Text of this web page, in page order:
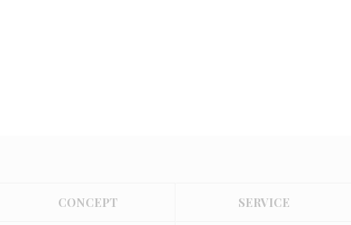
CONCEPT SERVICE